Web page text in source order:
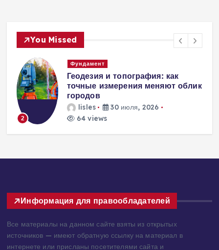
You Missed
Вентиляция
Вентиляция
энергоэффективного дома:
современные инженерные
решения для пассивного
домостроения
Информация для правообладателей
Все материалы на данном сайте взяты из открытых